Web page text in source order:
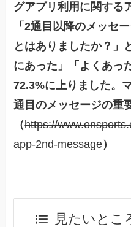
グアプリ利用に関する
「2通目以降のメッセ
とはありましたか？」
にあった」「よくあっ
72.3%に上りました。
通目のメッセージの重
（https://
app-2nd-message）
見たいとこ